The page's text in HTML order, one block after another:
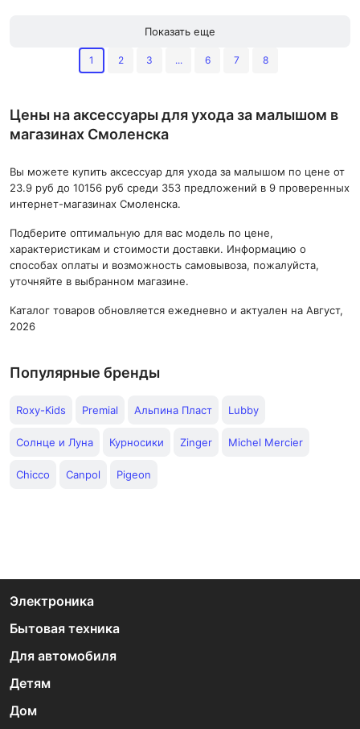
Показать еще
1 2 3 ... 6 7 8
Цены на аксессуары для ухода за малышом в
магазинах Смоленска
Вы можете купить аксессуар для ухода за малышом по цене от
23.9 руб до 10156 руб среди 353 предложений в 9 проверенных
интернет-магазинах Смоленска.
Подберите оптимальную для вас модель по цене,
характеристикам и стоимости доставки. Информацию о
способах оплаты и возможность самовывоза, пожалуйста,
уточняйте в выбранном магазине.
Каталог товаров обновляется ежедневно и актуален на Август,
2026
Популярные бренды
Roxy-Kids Premial Альпина Пласт Lubby
Солнце и Луна Курносики Zinger Michel Mercier
Chicco Canpol Pigeon
Электроника
Бытовая техника
Для автомобиля
Детям
Дом